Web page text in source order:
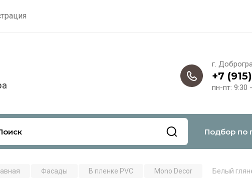
г.
+7
пн-пт: 9:30
Подбор по
Фасады В пленке PVC Mono Decor Белый